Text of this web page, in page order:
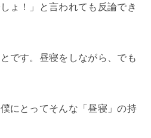
ょ！」と言われても反論でき
です。昼寝をしながら、でも
にとってそんな「昼寝」の持